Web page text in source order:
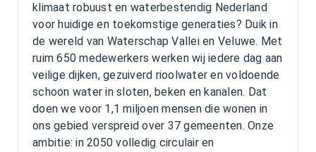
klimaat robuust en waterbestendig Nederland
voor huidige en toekomstige generaties? Duik in
de wereld van Waterschap Vallei en Veluwe. Met
ruim 650 medewerkers werken wij iedere dag aan
veilige dijken, gezuiverd rioolwater en voldoende
schoon water in sloten, beken en kanalen. Dat
doen we voor 1,1 miljoen mensen die wonen in
ons gebied verspreid over 37 gemeenten. Onze
ambitie: in 2050 volledig circulair en